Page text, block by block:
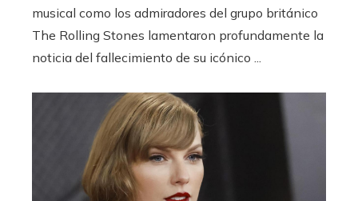
musical como los admiradores del grupo británico
The Rolling Stones lamentaron profundamente la
noticia del fallecimiento de su icónico ...